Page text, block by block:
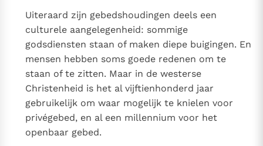
Uiteraard zijn gebedshoudingen deels een
culturele aangelegenheid: sommige
godsdiensten staan of maken diepe buigingen. En
mensen hebben soms goede redenen om te
staan of te zitten. Maar in de westerse
Christenheid is het al vijftienhonderd jaar
gebruikelijk om waar mogelijk te knielen voor
privégebed, en al een millennium voor het
openbaar gebed.